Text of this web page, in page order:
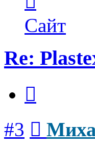
пользователя
Михаил
Н
Сайт
Re:
#3